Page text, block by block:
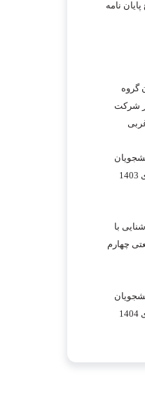
نامه
گروه
شرکت
با
چهارم